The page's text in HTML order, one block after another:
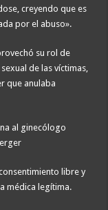
creyendo que es
por el abuso».
su rol de
de las víctimas,
que anulaba
al ginecólogo
libre y
médica legítima.